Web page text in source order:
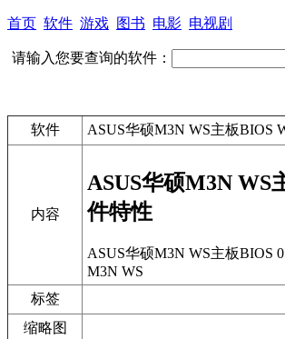
首页 软件 游戏 图书 电影 电视剧
请输入您要查询的软件：
软件 ASUS华硕M3N WS主板BIOS
内容
ASUS华硕M3N WS
件特性
ASUS华硕M3N WS主板BIOS
M3N WS
标签
缩略图